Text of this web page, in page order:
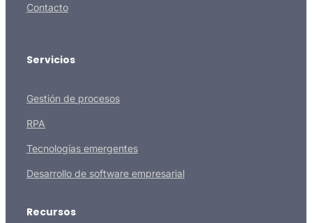
Contacto
Servicios
Gestión de procesos
RPA
Tecnologías emergentes
Desarrollo de software empresarial
Recursos